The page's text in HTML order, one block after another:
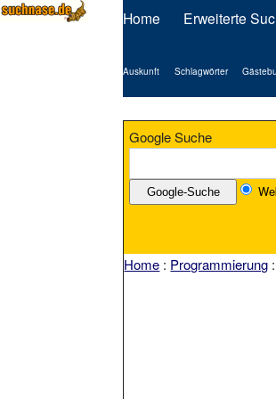
Home Erweiterte
Auskunft Schlagwörter
Google Suche
Home : Programmierung